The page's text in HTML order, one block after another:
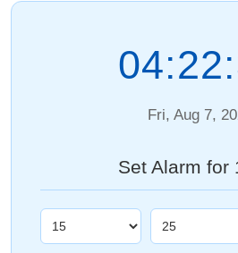
Fri, Aug 7,
Set Alarm for